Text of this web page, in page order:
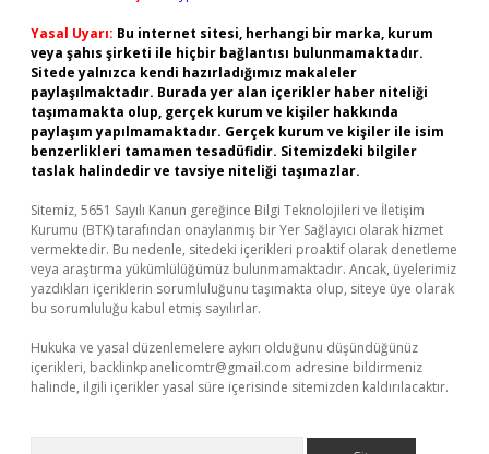
Yasal Uyarı: Bu internet sitesi, herhangi bir marka, kurum
veya şahıs şirketi ile hiçbir bağlantısı bulunmamaktadır.
Sitede yalnızca kendi hazırladığımız makaleler
paylaşılmaktadır. Burada yer alan içerikler haber niteliği
taşımamakta olup, gerçek kurum ve kişiler hakkında
paylaşım yapılmamaktadır. Gerçek kurum ve kişiler ile isim
benzerlikleri tamamen tesadüfidir. Sitemizdeki bilgiler
taslak halindedir ve tavsiye niteliği taşımazlar.
Sitemiz, 5651 Sayılı Kanun gereğince Bilgi Teknolojileri ve İletişim
Kurumu (BTK) tarafından onaylanmış bir Yer Sağlayıcı olarak hizmet
vermektedir. Bu nedenle, sitedeki içerikleri proaktif olarak denetleme
veya araştırma yükümlülüğümüz bulunmamaktadır. Ancak, üyelerimiz
yazdıkları içeriklerin sorumluluğunu taşımakta olup, siteye üye olarak
bu sorumluluğu kabul etmiş sayılırlar.
Hukuka ve yasal düzenlemelere aykırı olduğunu düşündüğünüz
içerikleri, backlinkpanelicomtr@gmail.com adresine bildirmeniz
halinde, ilgili içerikler yasal süre içerisinde sitemizden kaldırılacaktır.